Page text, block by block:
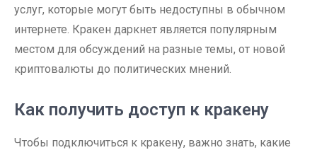
услуг, которые могут быть недоступны в обычном
интернете. Кракен даркнет является популярным
местом для обсуждений на разные темы, от новой
криптовалюты до политических мнений.
Как получить доступ к кракену
Чтобы подключиться к кракену, важно знать, какие